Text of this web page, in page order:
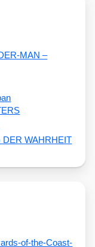
MAN –
DER WAHRHEIT
of-the-Coast-